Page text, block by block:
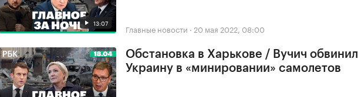
13:07 Главные новости · 20 мая 2022, 08:00
Обстановка в Харькове / Вучич обвинил
Украину в «минировании» самолетов